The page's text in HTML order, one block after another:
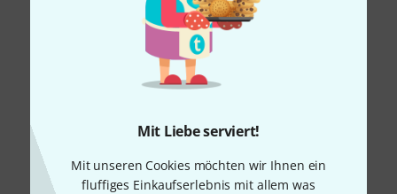
Mit Liebe serviert!
Mit unseren Cookies möchten wir Ihnen ein
fluffiges Einkaufserlebnis mit allem was